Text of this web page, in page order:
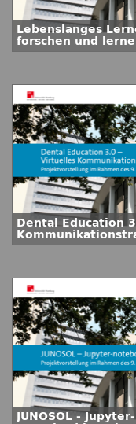
Lebenslanges
forschen und
Hamburg
Dental Education
Zahnmedizin
JUNOSOL -